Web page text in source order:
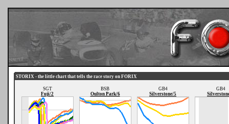
STORIX - the little chart that tells the race story on FORIX
SGT
Fuji/2
BSB
Oulton Park/6
GB4
Silverstone/5
GB4